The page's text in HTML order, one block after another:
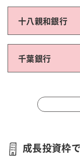
十八親和銀行
千葉銀行
成長投資枠